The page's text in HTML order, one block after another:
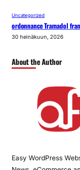
Uncategorized
ordonnance Tramadol
30 heinäkuun, 2026
About the Author
Easy WordPress